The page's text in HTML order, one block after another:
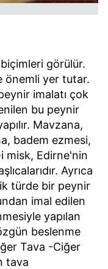
görülür.
önemli yer tutar.
imalatı çok
bu peynir
Mavzana,
badem ezmesi,
misk, Edirne'nin
Ayrıca
türde bir peynir
imal edilen
yapılan
beslenme
Tava -Ciğer
tava